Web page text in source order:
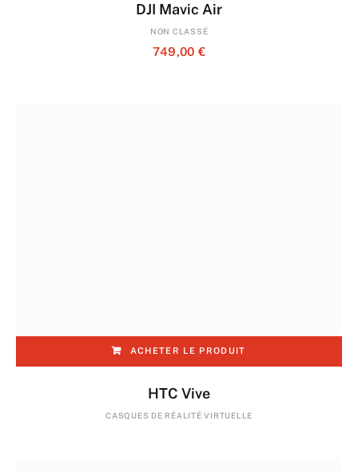
DJI Mavic Air
NON CLASSÉ
749,00 €
ACHETER LE PRODUIT
HTC Vive
CASQUES DE RÉALITÉ VIRTUELLE